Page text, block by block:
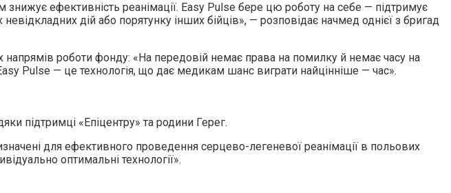
ефективність реанімації. Easy Pulse бере цю роботу на себе — підтримує
дій або порятунку інших бійців», — розповідає начмед однієї з бригад
роботи фонду: «На передовій немає права на помилку й немає часу на
Pulse — це технологія, що дає медикам шанс виграти найцінніше — час».
підтримці «Епіцентру» та родини Герег.
для ефективного проведення серцево-легеневої реанімації в польових
оптимальні технології».